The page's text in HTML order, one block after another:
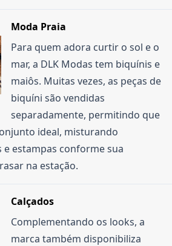
Moda Praia
Para quem adora curtir o sol e o
mar, a DLK Modas tem biquínis e
maiôs. Muitas vezes, as peças de
biquíni são vendidas
separadamente, permitindo que
ideal, misturando
estampas conforme sua
na estação.
Calçados
Complementando os looks, a
marca também disponibiliza